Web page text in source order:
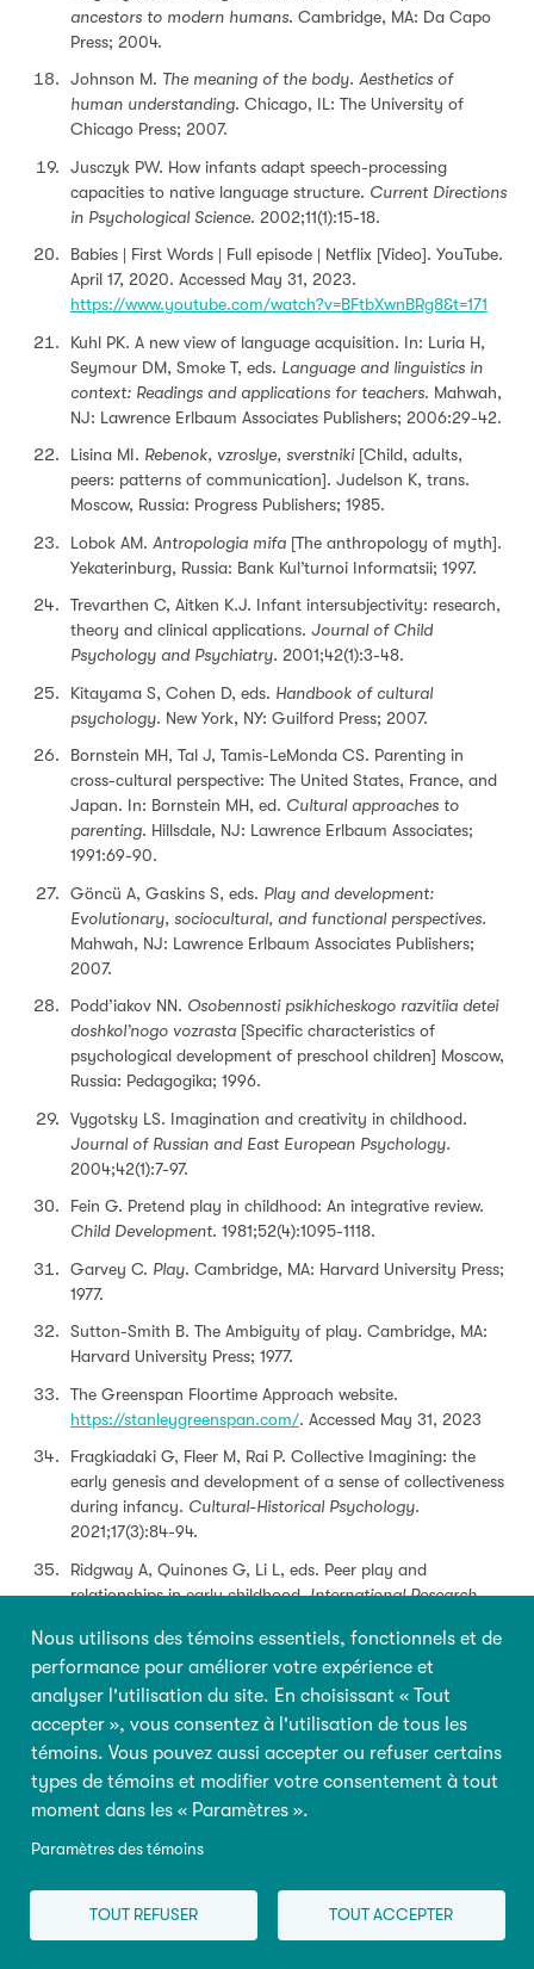
Nous utilisons des témoins essentiels, fonctionnels et de
performance pour améliorer votre expérience et
analyser l'utilisation du site. En choisissant « Tout
accepter », vous consentez à l'utilisation de tous les
témoins. Vous pouvez aussi accepter ou refuser certains
types de témoins et modifier votre consentement à tout
moment dans les « Paramètres ».
Paramètres des témoins
TOUT REFUSER TOUT ACCEPTER
ancestors to modern humans. Cambridge, MA: Da Capo
Press; 2004.
Johnson M. The meaning of the body. Aesthetics of
human understanding. Chicago, IL: The University of
Chicago Press; 2007.
Jusczyk PW. How infants adapt speech-processing
capacities to native language structure. Current Directions
in Psychological Science. 2002;11(1):15-18.
Babies | First Words | Full episode | Netflix [Video]. YouTube.
April 17, 2020. Accessed May 31, 2023.
https://www.youtube.com/watch?v=BFtbXwnBRg8&t=171
Kuhl PK. A new view of language acquisition. In: Luria H,
Seymour DM, Smoke T, eds. Language and linguistics in
context: Readings and applications for teachers. Mahwah,
NJ: Lawrence Erlbaum Associates Publishers; 2006:29-42.
Lisina MI. Rebenok, vzroslye, sverstniki[Child, adults,
peers: patterns of communication]. Judelson K, trans.
Moscow, Russia: Progress Publishers; 1985.
Lobok AM. Antropologia mifa [The anthropology of myth].
Yekaterinburg, Russia: Bank Kul’turnoi Informatsii; 1997.
Trevarthen C, Aitken K.J. Infant intersubjectivity: research,
theory and clinical applications. Journal of Child
Psychology and Psychiatry. 2001;42(1):3-48.
Kitayama S, Cohen D, eds. Handbook of cultural
psychology. New York, NY: Guilford Press; 2007.
Bornstein MH, Tal J, Tamis-LeMonda CS. Parenting in
cross-cultural perspective: The United States, France, and
Japan. In: Bornstein MH, ed. Cultural approaches to
parenting. Hillsdale, NJ: Lawrence Erlbaum Associates;
1991:69-90.
Göncü A, Gaskins S, eds. Play and development:
Evolutionary, sociocultural, and functional perspectives.
Mahwah, NJ: Lawrence Erlbaum Associates Publishers;
2007.
Podd’iakov NN. Osobennosti psikhicheskogo razvitiia detei
doshkol’nogo vozrasta [Specific characteristics of
psychological development of preschool children] Moscow,
Russia: Pedagogika; 1996.
Vygotsky LS. Imagination and creativity in childhood.
Journal of Russian and East European Psychology.
2004;42(1):7-97.
Fein G. Pretend play in childhood: An integrative review.
Child Development. 1981;52(4):1095-1118.
Garvey C. Play. Cambridge, MA: Harvard University Press;
1977.
Sutton-Smith B. The Ambiguity of play. Cambridge, MA:
Harvard University Press; 1977.
The Greenspan Floortime Approach website.
https://stanleygreenspan.com/. Accessed May 31, 2023
Fragkiadaki G, Fleer M, Rai P. Collective Imagining: the
early genesis and development of a sense of collectiveness
during infancy. Cultural-Historical Psychology.
2021;17(3):84-94.
Ridgway A, Quinones G, Li L, eds. Peer play and
relationships in early childhood.International Research
Lotman, YuM. Kukly v sisteme kul’tury [Puppets in the
system of culture]. In:
[About Art] Sankt-
Petersburg: Iskusstvo-SPB; 1998:645-649.
El'konin DB.
Izbrannye psikhologicheskie trudy
[Collected
Psychological Works]. Moscow: Pedagogika; 1989.
Greenfield P.Weaving generations together: Evolving
American Research Press; 2004.
Mejía-Arauz R, Rogoff B, Paradise R. Cultural variation in
children’s observation during a demonstration.
International Journal of Behavioral Development.